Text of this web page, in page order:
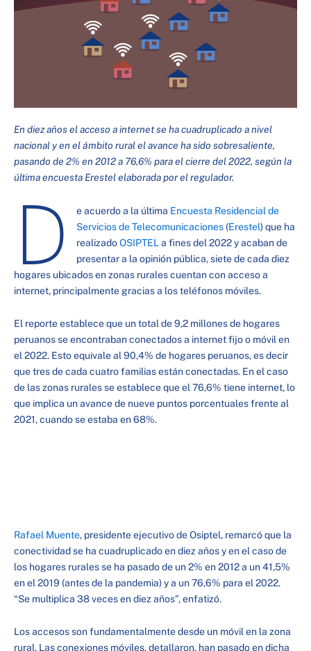
En diez años el acceso a internet se ha cuadruplicado a nivel
nacional y en el ámbito rural el avance ha sido sobresaliente,
pasando de 2% en 2012 a 76,6% para el cierre del 2022, según la
última encuesta Erestel elaborada por el regulador.
D e acuerdo a la última Encuesta Residencial de
Servicios de Telecomunicaciones(Erestel) que ha
realizadoOSIPTEL a fines del 2022 y acaban de
presentar a la opinión pública, siete de cada diez
hogares ubicados en zonas rurales cuentan con acceso a
internet, principalmente gracias a los teléfonos móviles.
El reporte establece que un total de 9,2 millones de hogares
peruanos se encontraban conectados a internet fijo o móvil en
el 2022. Esto equivale al 90,4% de hogares peruanos, es decir
que tres de cada cuatro familias están conectadas. En el caso
de las zonas rurales se establece que el 76,6% tiene internet, lo
que implica un avance de nueve puntos porcentuales frente al
2021, cuando se estaba en 68%.
Rafael Muente, presidente ejecutivo de Osiptel, remarcó que la
conectividad se ha cuadruplicado en diez años y en el caso de
los hogares rurales se ha pasado de un 2% en 2012 a un 41,5%
en el 2019 (antes de la pandemia) y a un 76,6% para el 2022.
“Se multiplica 38 veces en diez años”, enfatizó.
Los accesos son fundamentalmente desde un móvil en la zona
rural. Las conexiones móviles, detallaron, han pasado en dicha